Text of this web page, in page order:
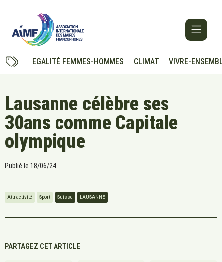
EGALITÉ FEMMES-HOMMES CLIMAT VIVRE-
Lausanne célèbre ses
30ans comme Capitale
olympique
Publié le 18/06/24
Attractivité Sport Suisse LAUSANNE
PARTAGEZ CET ARTICLE